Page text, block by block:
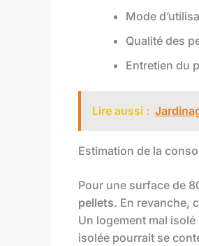
Mode
Qualité des
Entretien du
Lire aussi :
Estimation de la
Pour une surface de
pellets. En revanche,
Un logement mal
isolée pourrait se